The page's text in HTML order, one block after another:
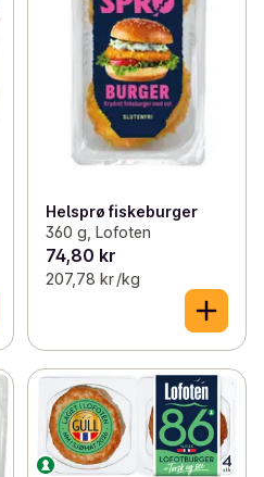
Helsprø fiskeburger
360 g, Lofoten
74,80 kr
207,78 kr /kg